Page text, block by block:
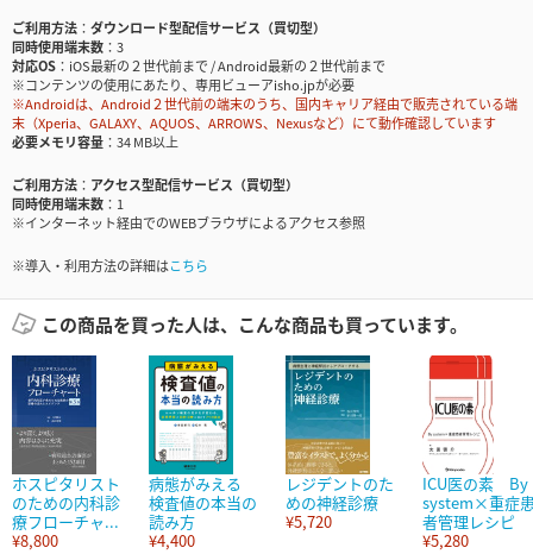
ご利用方法
ダウンロード型配信サービス（買切型）
同時使用端末数
3
対応OS
iOS最新の２世代前まで / Android最新の２世代前まで
※コンテンツの使用にあたり、専用ビューアisho.jpが必要
※Androidは、Android２世代前の端末のうち、国内キャリア経由で販売されている端
末（Xperia、GALAXY、AQUOS、ARROWS、Nexusなど）にて動作確認しています
必要メモリ容量
34 MB以上
ご利用方法
アクセス型配信サービス（買切型）
同時使用端末数
1
※インターネット経由でのWEBブラウザによるアクセス参照
※導入・利用方法の詳細はこちら
この商品を買った人は、こんな商品も買っています。
ホスピタリスト
のための内科診
療フローチャ...
¥8,800
病態がみえる
検査値の本当の
読み方
¥4,400
レジデントのた
めの神経診療
¥5,720
ICU医の素 By
system×重症
者管理レシピ
¥5,280